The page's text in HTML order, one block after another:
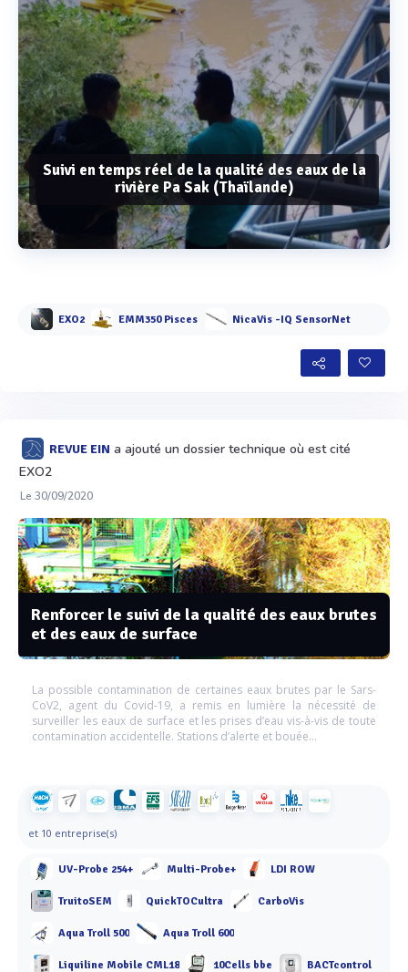
Suivi en temps réel de la qualité des eaux de la
rivière Pa Sak (Thaïlande)
Voir plus
EXO2 EMM350 Pisces NicaVis -IQ SensorNet
REVUE EIN a ajouté un dossier technique où est cité
EXO2
Le 30/09/2020
Renforcer le suivi de la qualité des eaux brutes
et des eaux de surface
La possible contamination de certaines eaux brutes par le Sars-
CoV2, agent du Covid-19, a remis en lumière la nécessité de
surveiller les eaux de surface et les prises d’eau vis-à-vis de toute
contamination accidentelle. Stations d’alerte et bouée...
et 10 entreprise(s)
UV-Probe 254+ Multi-Probe+ LDI ROW
TruitoSEM QuickTOCultra CarboVis
Aqua Troll 500 Aqua Troll 600
Liquiline Mobile CML18 10Cells bbe BACTcontrol